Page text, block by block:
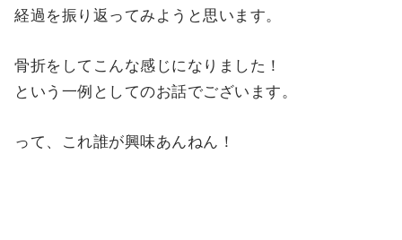
経過を振り返ってみようと思います。
骨折をしてこんな感じになりました！
という一例としてのお話でございます。
って、これ誰が興味あんねん！